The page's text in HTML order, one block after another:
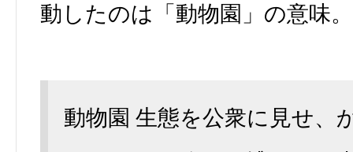
動したのは「動物園」の意味。
動物園 生態を公衆に見せ、